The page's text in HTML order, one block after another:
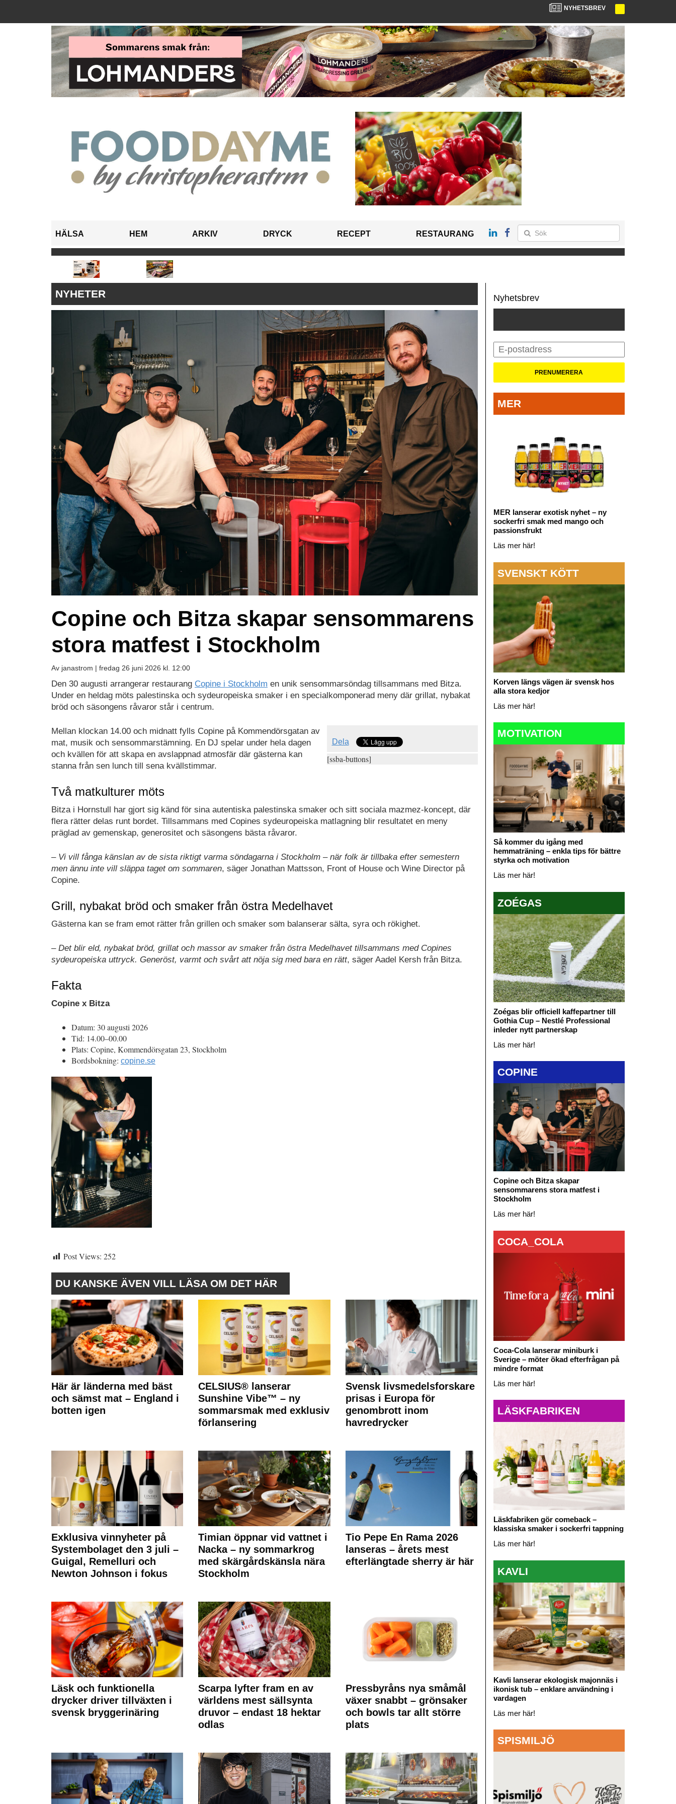
NYHETSBREV
HÄLSA HEM ARKIV DRYCK RECEPT RESTAURANG
NYHETER
Copine och Bitza skapar sensommarens
stora matfest i Stockholm
Av janastrom | fredag 26 juni 2026 kl. 12:00
Den 30 augusti arrangerar restaurang Copine i Stockholm en unik sensommarsöndag tillsammans med Bitza.
Under en heldag möts palestinska och sydeuropeiska smaker i en specialkomponerad meny där grillat, nybakat
bröd och säsongens råvaror står i centrum.
Dela
[ssba-buttons]
Mellan klockan 14.00 och midnatt fylls Copine på Kommendörsgatan av
mat, musik och sensommarstämning. En DJ spelar under hela dagen
och kvällen för att skapa en avslappnad atmosfär där gästerna kan
stanna från sen lunch till sena kvällstimmar.
Två matkulturer möts
Bitza i Hornstull har gjort sig känd för sina autentiska palestinska smaker och sitt sociala mazmez-koncept, där
flera rätter delas runt bordet. Tillsammans med Copines sydeuropeiska matlagning blir resultatet en meny
präglad av gemenskap, generositet och säsongens bästa råvaror.
– Vi vill fånga känslan av de sista riktigt varma söndagarna i Stockholm – när folk är tillbaka efter semestern
men ännu inte vill släppa taget om sommaren, säger Jonathan Mattsson, Front of House och Wine Director på
Copine.
Grill, nybakat bröd och smaker från östra Medelhavet
Gästerna kan se fram emot rätter från grillen och smaker som balanserar sälta, syra och rökighet.
– Det blir eld, nybakat bröd, grillat och massor av smaker från östra Medelhavet tillsammans med Copines
sydeuropeiska uttryck. Generöst, varmt och svårt att nöja sig med bara en rätt, säger Aadel Kersh från Bitza.
Fakta
Copine x Bitza
Datum: 30 augusti 2026
Tid: 14.00–00.00
Plats: Copine, Kommendörsgatan 23, Stockholm
Bordsbokning: copine.se
Post Views: 252
DU KANSKE ÄVEN VILL LÄSA OM DET HÄR
Här är länderna med bäst
och sämst mat – England i
botten igen
CELSIUS® lanserar
Sunshine Vibe™ – ny
sommarsmak med exklusiv
förlansering
Svensk livsmedelsforskare
prisas i Europa för
genombrott inom
havredrycker
Exklusiva vinnyheter på
Systembolaget den 3 juli –
Guigal, Remelluri och
Newton Johnson i fokus
Timian öppnar vid vattnet i
Nacka – ny sommarkrog
med skärgårdskänsla nära
Stockholm
Tio Pepe En Rama 2026
lanseras – årets mest
efterlängtade sherry är här
Läsk och funktionella
drycker driver tillväxten i
svensk bryggerinäring
Scarpa lyfter fram en av
världens mest sällsynta
druvor – endast 18 hektar
odlas
Pressbyråns nya småmål
växer snabbt – grönsaker
och bowls tar allt större
plats
Nyhetsbrev
MER
MER lanserar exotisk nyhet – ny
sockerfri smak med mango och
passionsfrukt
Läs mer här!
SVENSKT KÖTT
Korven längs vägen är svensk hos
alla stora kedjor
Läs mer här!
MOTIVATION
Så kommer du igång med
hemmaträning – enkla tips för bättre
styrka och motivation
Läs mer här!
ZOÉGAS
Zoégas blir officiell kaffepartner till
Gothia Cup – Nestlé Professional
inleder nytt partnerskap
Läs mer här!
COPINE
Copine och Bitza skapar
sensommarens stora matfest i
Stockholm
Läs mer här!
COCA_COLA
Coca-Cola lanserar miniburk i
Sverige – möter ökad efterfrågan på
mindre format
Läs mer här!
LÄSKFABRIKEN
Läskfabriken gör comeback –
klassiska smaker i sockerfri tappning
Läs mer här!
KAVLI
Kavli lanserar ekologisk majonnäs i
ikonisk tub – enklare användning i
vardagen
Läs mer här!
SPISMILJÖ